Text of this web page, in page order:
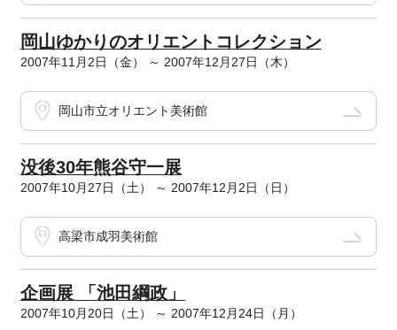
岡山ゆかりのオリエントコレクション
2007年11月2日（金） ～ 2007年12月27日（木）
岡山市立オリエント美術館
没後30年熊谷守一展
2007年10月27日（土） ～ 2007年12月2日（日）
高梁市成羽美術館
企画展 「池田綱政」
2007年10月20日（土） ～ 2007年12月24日（月）